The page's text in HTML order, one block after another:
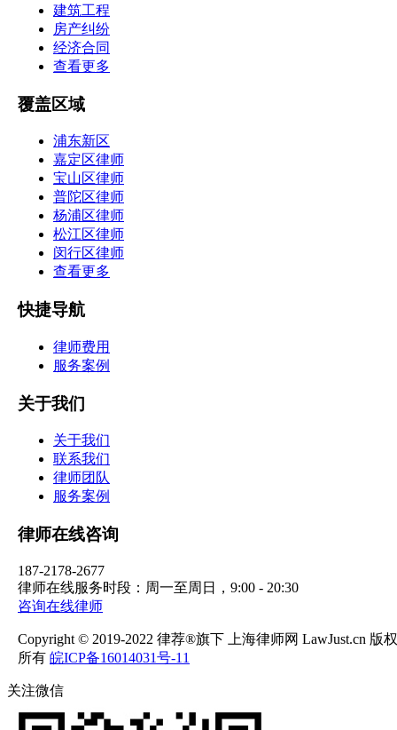
建筑工程
房产纠纷
经济合同
查看更多
覆盖区域
浦东新区
嘉定区律师
宝山区律师
普陀区律师
杨浦区律师
松江区律师
闵行区律师
查看更多
快捷导航
律师费用
服务案例
关于我们
关于我们
联系我们
律师团队
服务案例
律师在线咨询
187-2178-2677
律师在线服务时段：周一至周日，9:00 - 20:30
咨询在线律师
Copyright © 2019-2022 律荐®旗下 上海律师网 LawJust.cn 版权
所有 皖ICP备16014031号-11
关注微信